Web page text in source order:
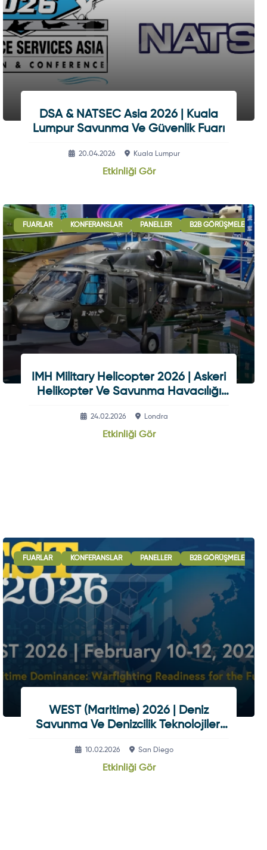
DSA & NATSEC Asia 2026 | Kuala
Lumpur Savunma Ve Güvenlik Fuarı
20.04.2026 Kuala Lumpur
Etkinliği Gör
ULUSLARARASI İŞBIRLIĞI OTURUMLARI SERGI - GÖSTERI
FUARLAR KONFERANSLAR PANELLER B2B GÖRÜŞMELERI
IMH Military Helicopter 2026 | Askeri
Helikopter Ve Savunma Havacılığı
24.02.2026 Londra
Etkinliği Gör
İŞBIRLIĞI OTURUMLARI SERGI - GÖSTERI
FUARLAR KONFERANSLAR PANELLER B2B GÖRÜŞMELERI
WEST (Maritime) 2026 | Deniz
Savunma Ve Denizcilik Teknolojileri
10.02.2026 San Diego
Etkinliği Gör